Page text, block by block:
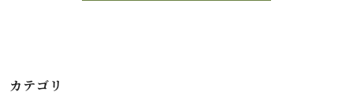
カテゴリ